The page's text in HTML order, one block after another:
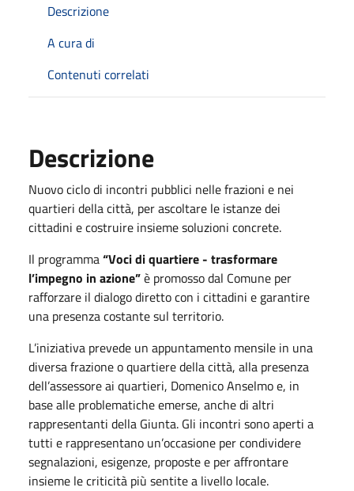
Descrizione
A cura di
Contenuti correlati
Descrizione
Nuovo ciclo di incontri pubblici nelle frazioni e nei
quartieri della città, per ascoltare le istanze dei
cittadini e costruire insieme soluzioni concrete.
Il programma“Voci di quartiere - trasformare
l’impegno in azione”è promosso dal Comune per
rafforzare il dialogo diretto con i cittadini e garantire
una presenza costante sul territorio.
L’iniziativa prevede un appuntamento mensile in una
diversa frazione o quartiere della città, alla presenza
dell’assessore ai quartieri, Domenico Anselmo e, in
base alle problematiche emerse, anche di altri
rappresentanti della Giunta. Gli incontri sono aperti a
tutti e rappresentano un’occasione per condividere
segnalazioni, esigenze, proposte e per affrontare
insieme le criticità più sentite a livello locale.